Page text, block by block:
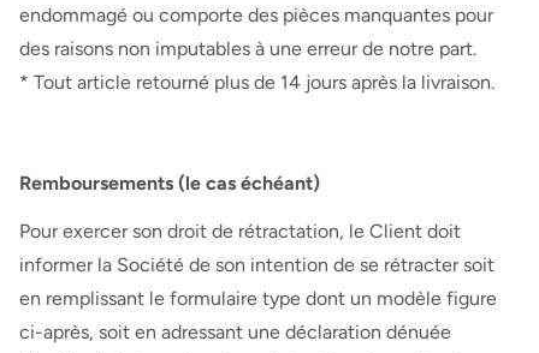
endommagé ou comporte des pièces manquantes pour
des raisons non imputables à une erreur de notre part.
* Tout article retourné plus de 14 jours après la livraison.
Remboursements (le cas échéant)
Pour exercer son droit de rétractation, le Client doit
informer la Société de son intention de se rétracter soit
en remplissant le formulaire type dont un modèle figure
ci-après, soit en adressant une déclaration dénuée